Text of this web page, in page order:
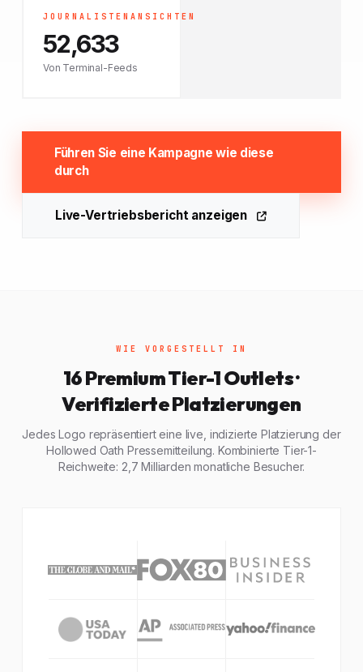
JOURNALISTENANSICHTEN
52,633
Von Terminal-Feeds
Führen Sie eine Kampagne wie diese
durch
Live-Vertriebsbericht anzeigen
WIE VORGESTELLT IN
16 Premium Tier-1 Outlets ·
Verifizierte Platzierungen
Jedes Logo repräsentiert eine live, indizierte Platzierung der
Hollowed Oath Pressemitteilung. Kombinierte Tier-1-
Reichweite: 2,7 Milliarden monatliche Besucher.